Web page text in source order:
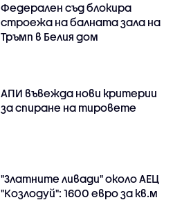
Федерален съд блокира
строежа на балната зала на
Тръмп в Белия дом
АПИ въвежда нови критерии
за спиране на тировете
"Златните ливади" около АЕЦ
"Козлодуй": 1600 евро за кв.м